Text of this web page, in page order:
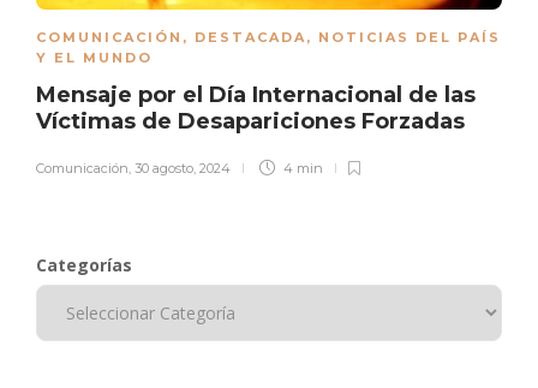
COMUNICACIÓN , DESTACADA, NOTICIAS DEL PAÍS
Y EL MUNDO
Mensaje por el Día Internacional de las
Víctimas de Desapariciones Forzadas
Comunicación, 30 agosto, 2024 4 min
Categorías